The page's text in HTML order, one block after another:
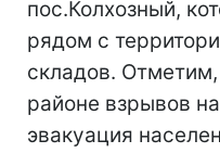
пос.Колхозный,
рядом с
складов. Отметим,
районе взрывов
эвакуация